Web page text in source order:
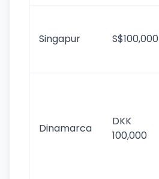
Singapur S$100,000
Dinamarca
DKK
100,000